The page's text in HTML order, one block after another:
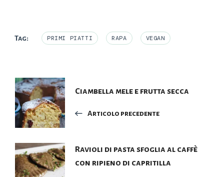
Tag: PRIMI PIATTI RAPA VEGAN
Navigazione
articoli
Ciambella mele e frutta secca
Articolo precedente
Ravioli di pasta sfoglia al caffè
con ripieno di capritilla